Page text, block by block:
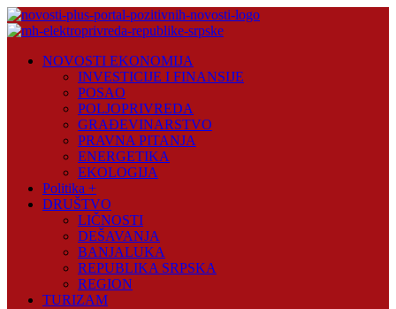
Skip
to
Plus
NOVOSTI EKONOMIJA
INVESTICIJE I FINANSIJE
POSAO
POLJOPRIVREDA
GRAĐEVINARSTVO
PRAVNA PITANJA
ENERGETIKA
EKOLOGIJA
Politika +
DRUŠTVO
LIČNOSTI
DEŠAVANJA
BANJALUKA
REPUBLIKA SRPSKA
REGION
TURIZAM